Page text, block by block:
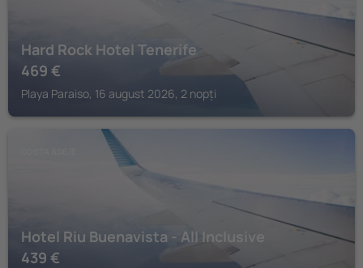
Hard Rock Hotel Tenerife
469 €
Playa Paraiso, 16 august 2026, 2 nopți
Hotel Riu Buenavista - All Inclusive
439 €